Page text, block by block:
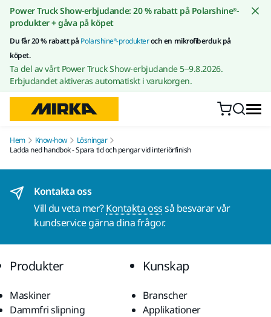
Gå till innehållet
Power Truck Show-erbjudande: 20 % rabatt på Polarshine®-
produkter + gåva på köpet
Du får 20 % rabatt påPolarshine®-produkteroch en mikrofiberduk på
köpet.
Ta del av vårt Power Truck Show-erbjudande 5–9.8.2026.
Erbjudandet aktiveras automatiskt i varukorgen.
Hem Know-how
Lösningar
Ladda ned handbok - Spara tid och pengar vid interiörfinish
Kontakta oss
Vill du veta mer?Kontakta ossså besvarar vår
kundservice gärna dina frågor.
Produkter
Maskiner
Dammfri slipning
Kunskap
Branscher
Applikationer